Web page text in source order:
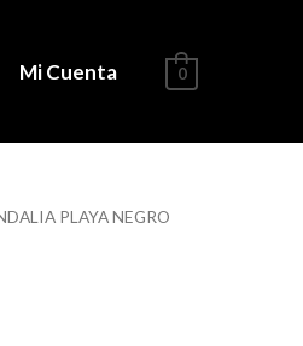
Mi Cuenta 0
PLAYA NEGRO